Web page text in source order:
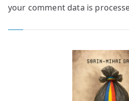
your comment data is